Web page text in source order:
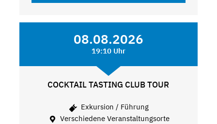
08.08.2026
19:10 Uhr
COCKTAIL TASTING CLUB TOUR
Exkursion / Führung
Verschiedene Veranstaltungsorte